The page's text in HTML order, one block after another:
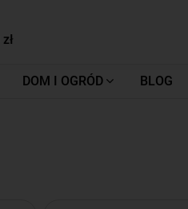
DOM I OGRÓD BLOG